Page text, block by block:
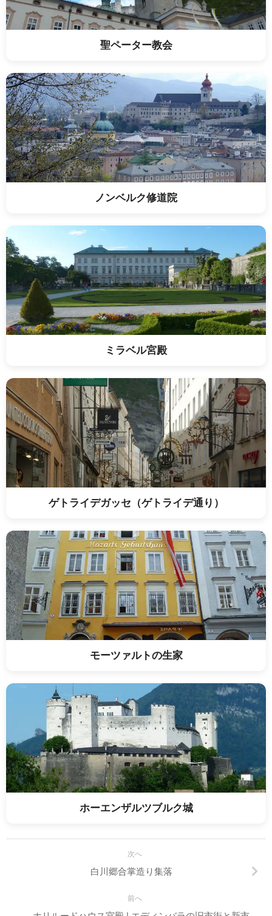
聖ペーター教会
ノンベルク修道院
ミラベル宮殿
ゲトライデガッセ（ゲトライデ通り）
モーツァルトの生家
ホーエンザルツブルク城
次へ
白川郷合掌造り集落
前へ